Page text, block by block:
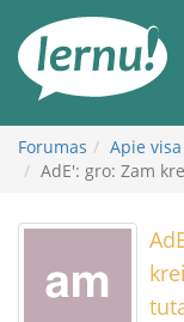
turinį
Forumas
Apie
AdE': gro: Zam